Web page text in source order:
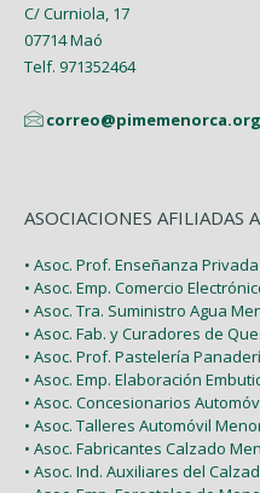
C/ Curniola, 17
07714 Maó
Telf. 971352464
correo@pimemenorca.org
ASOCIACIONES AFILIADAS
• Asoc. Prof. Enseñanza
• Asoc. Emp. Comercio
• Asoc. Tra. Suministro Agua
• Asoc. Fab. y Curadores de
• Asoc. Prof. Pastelería
• Asoc. Emp. Elaboración
• Asoc. Concesionarios
• Asoc. Talleres Automóvil
• Asoc. Fabricantes Calzado
• Asoc. Ind. Auxiliares del